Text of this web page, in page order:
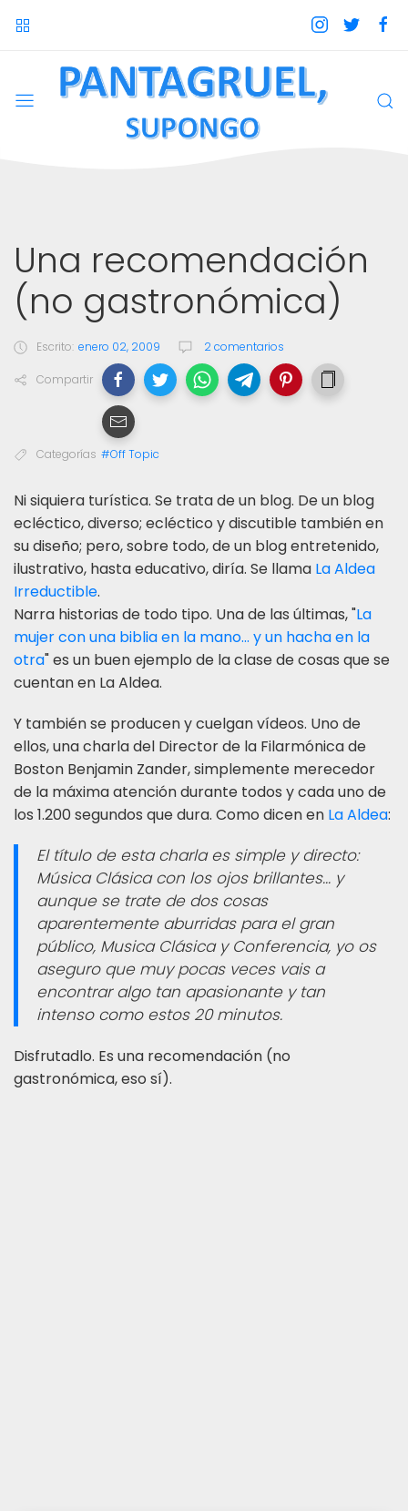
Una recomendación
(no gastronómica)
Escrito: enero 02, 2009 2 comentarios
Compartir
Categorías #Off Topic
Ni siquiera turística. Se trata de un blog. De un blog
ecléctico, diverso; ecléctico y discutible también en
su diseño; pero, sobre todo, de un blog entretenido,
ilustrativo, hasta educativo, diría. Se llama La Aldea
Irreductible.
Narra historias de todo tipo. Una de las últimas, "La
mujer con una biblia en la mano... y un hacha en la
otra" es un buen ejemplo de la clase de cosas que se
cuentan en La Aldea.
Y también se producen y cuelgan vídeos. Uno de
ellos, una charla del Director de la Filarmónica de
Boston Benjamin Zander, simplemente merecedor
de la máxima atención durante todos y cada uno de
los 1.200 segundos que dura. Como dicen en La Aldea:
El título de esta charla es simple y directo:
Música Clásica con los ojos brillantes... y
aunque se trate de dos cosas
aparentemente aburridas para el gran
público, Musica Clásica y Conferencia, yo os
aseguro que muy pocas veces vais a
encontrar algo tan apasionante y tan
intenso como estos 20 minutos.
Disfrutadlo. Es una recomendación (no
gastronómica, eso sí).